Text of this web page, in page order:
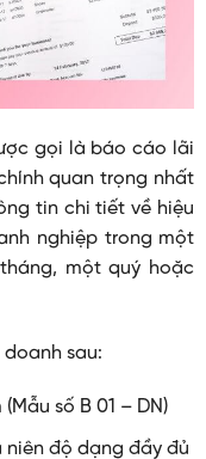
gọi là báo cáo lãi
quan trọng nhất
tin chi tiết về hiệu
nghiệp trong một
một quý hoặc
sau:
số B 01 – DN)
niên độ dạng đầy đủ